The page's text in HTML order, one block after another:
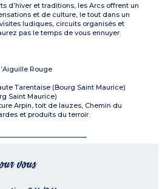
d’hiver et traditions, les Arcs offrent un
et de culture, le tout dans un
ludiques, circuits organisés et
pas le temps de vous ennuyer.
Rouge
Tarentaise (Bourg Saint Maurice)
Saint Maurice)
Arpin, toit de lauzes, Chemin du
et produits du terroir.
vous